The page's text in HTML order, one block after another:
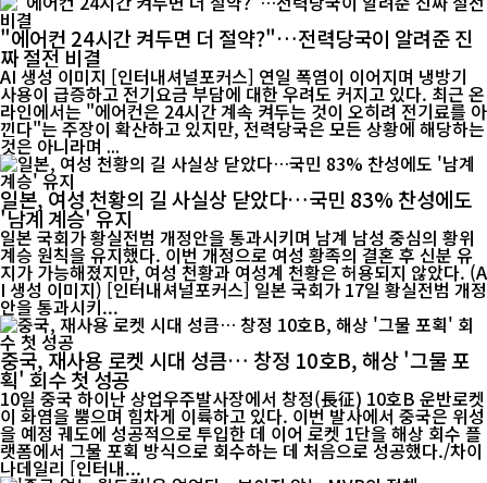
"에어컨 24시간 켜두면 더 절약?"…전력당국이 알려준 진
짜 절전 비결
AI 생성 이미지 [인터내셔널포커스] 연일 폭염이 이어지며 냉방기
사용이 급증하고 전기요금 부담에 대한 우려도 커지고 있다. 최근 온
라인에서는 "에어컨은 24시간 계속 켜두는 것이 오히려 전기료를 아
낀다"는 주장이 확산하고 있지만, 전력당국은 모든 상황에 해당하는
것은 아니라며 ...
일본, 여성 천황의 길 사실상 닫았다…국민 83% 찬성에도
'남계 계승' 유지
일본 국회가 황실전범 개정안을 통과시키며 남계 남성 중심의 황위
계승 원칙을 유지했다. 이번 개정으로 여성 황족의 결혼 후 신분 유
지가 가능해졌지만, 여성 천황과 여성계 천황은 허용되지 않았다. (A
I 생성 이미지) [인터내셔널포커스] 일본 국회가 17일 황실전범 개정
안을 통과시키...
중국, 재사용 로켓 시대 성큼… 창정 10호B, 해상 '그물 포
획' 회수 첫 성공
10일 중국 하이난 상업우주발사장에서 창정(長征) 10호B 운반로켓
이 화염을 뿜으며 힘차게 이륙하고 있다. 이번 발사에서 중국은 위성
을 예정 궤도에 성공적으로 투입한 데 이어 로켓 1단을 해상 회수 플
랫폼에서 그물 포획 방식으로 회수하는 데 처음으로 성공했다./차이
나데일리 [인터내...